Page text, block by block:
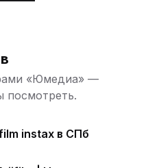
«Юмедиа» —
посмотреть.
instax в СПб